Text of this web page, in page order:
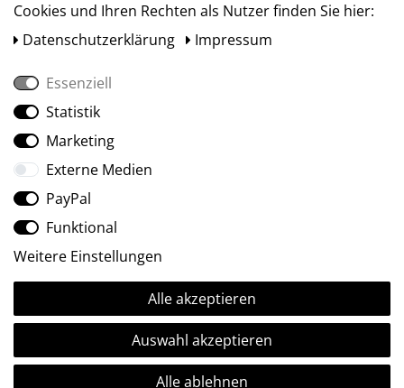
Social Media
Ⓒ2009-2026 ARTland GmbH • Alle Rechte vorbehalten.
Cookies und Ihren Rechten als Nutzer finden Sie hier:
Daten­schutz­erklärung
Impressum
Essenziell
Statistik
Marketing
Externe Medien
PayPal
Funktional
Weitere Einstellungen
Alle akzeptieren
Auswahl akzeptieren
Alle ablehnen